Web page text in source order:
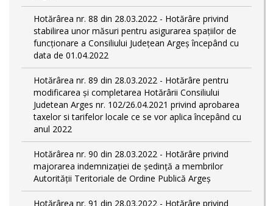
Hotărârea nr. 88 din 28.03.2022 - Hotărâre privind
stabilirea unor măsuri pentru asigurarea spațiilor de
funcționare a Consiliului Județean Argeș începând cu
data de 01.04.2022
Hotărârea nr. 89 din 28.03.2022 - Hotărâre pentru
modificarea și completarea Hotărârii Consiliului
Judetean Arges nr. 102/26.04.2021 privind aprobarea
taxelor si tarifelor locale ce se vor aplica începând cu
anul 2022
Hotărârea nr. 90 din 28.03.2022 - Hotărâre privind
majorarea indemnizației de ședință a membrilor
Autorității Teritoriale de Ordine Publică Argeș
Hotărârea nr. 91 din 28.03.2022 - Hotărâre privind